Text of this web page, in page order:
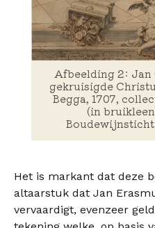
Afbeelding 2: Jan
gekruisigde
Begga, 1707,
(in
Het is markant dat deze
altaarstuk dat Jan
vervaardigt, evenzeer